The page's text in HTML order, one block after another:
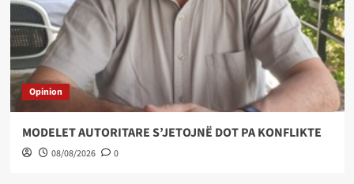
Opinion
MODELET AUTORITARE S’JETOJNË DOT PA KONFLIKTE
08/08/2026 0